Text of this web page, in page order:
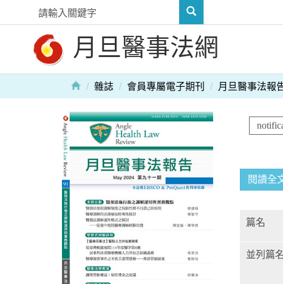
月旦醫事法網
雜誌 會員專屬電子期刊 月旦醫事法報
閱讀全
篇名
並列篇